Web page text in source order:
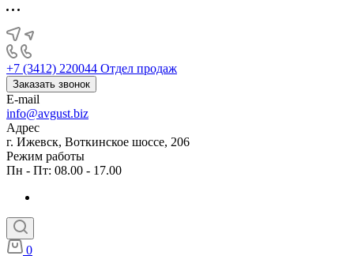
+7 (3412) 220044 Отдел продаж
Заказать звонок
E-mail
info@avgust.biz
Адрес
г. Ижевск, Воткинское шоссе, 206
Режим работы
Пн - Пт: 08.00 - 17.00
0